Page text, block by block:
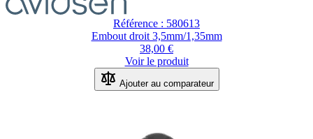
Référence : 580613
Embout droit 3,5mm/1,35mm
38,00 €
Voir le produit
Ajouter au comparateur